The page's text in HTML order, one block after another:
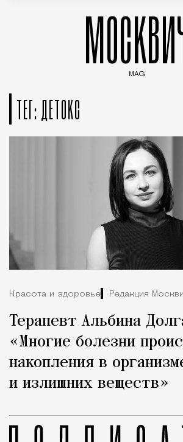
MAG
ТЕГ: ДЕТОКС
Красота и здоровье Редакция
Терапевт Альбина
«Многие болезни
накопления в
и излишних веществ»